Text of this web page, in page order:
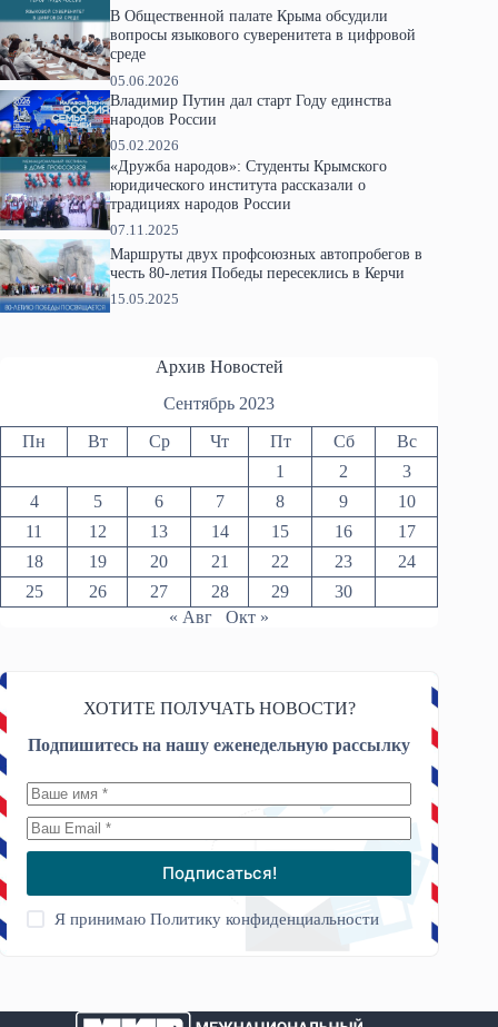
В Общественной палате Крыма обсудили
вопросы языкового суверенитета в цифровой
среде
05.06.2026
Владимир Путин дал старт Году единства
народов России
05.02.2026
«Дружба народов»: Студенты Крымского
юридического института рассказали о
традициях народов России
07.11.2025
Маршруты двух профсоюзных автопробегов в
честь 80-летия Победы пересеклись в Керчи
15.05.2025
Архив Новостей
Сентябрь 2023
Пн Вт Ср Чт Пт Сб
Вс
1
2
3
4
5 6 7 8 9
10
11
12 13 14 15 16
17
18
19 20 21 22 23
24
25
26 27 28 29
30
« Авг
Окт »
ХОТИТЕ ПОЛУЧАТЬ НОВОСТИ?
Подпишитесь на нашу еженедельную рассылку
Подписаться!
Я принимаюПолитику конфиденциальности